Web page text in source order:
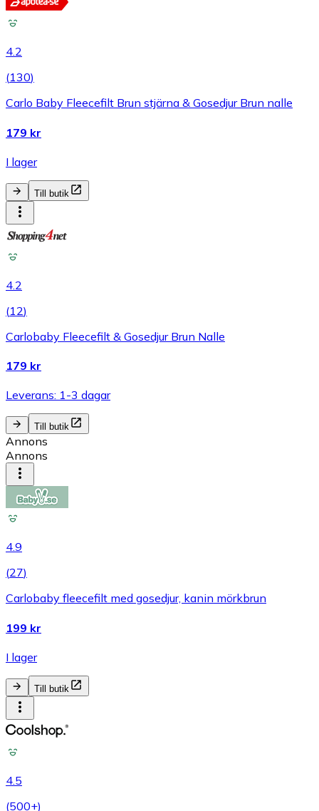
4.2
(130)
Carlo Baby Fleecefilt Brun stjärna & Gosedjur Brun nalle
179 kr
I lager
Till butik
4.2
(12)
Carlobaby Fleecefilt & Gosedjur Brun Nalle
179 kr
Leverans: 1-3 dagar
Till butik
Annons
Annons
4.9
(27)
Carlobaby fleecefilt med gosedjur, kanin mörkbrun
199 kr
I lager
Till butik
4.5
(500+)